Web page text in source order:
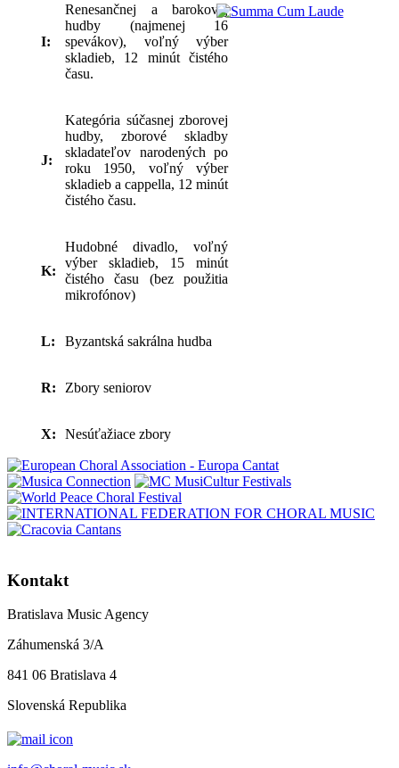
I:
Renesančnej a barokovej
hudby (najmenej 16
spevákov), voľný výber
skladieb, 12 minút čistého
času.
J:
Kategória súčasnej zborovej
hudby, zborové skladby
skladateľov narodených po
roku 1950, voľný výber
skladieb a cappella, 12 minút
čistého času.
K:
Hudobné divadlo, voľný
výber skladieb, 15 minút
čistého času (bez použitia
mikrofónov)
L: Byzantská sakrálna hudba
R: Zbory seniorov
X: Nesúťažiace zbory
Kontakt
Bratislava Music Agency
Záhumenská 3/A
841 06 Bratislava 4
Slovenská Republika